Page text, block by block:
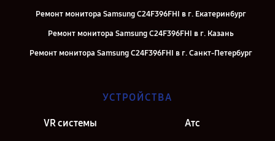
Ремонт монитора Samsung C24F396FHI в г. Екатеринбург
Ремонт монитора Samsung C24F396FHI в г. Казань
Ремонт монитора Samsung C24F396FHI в г. Санкт-Петербург
УСТРОЙСТВА
VR системы Атс